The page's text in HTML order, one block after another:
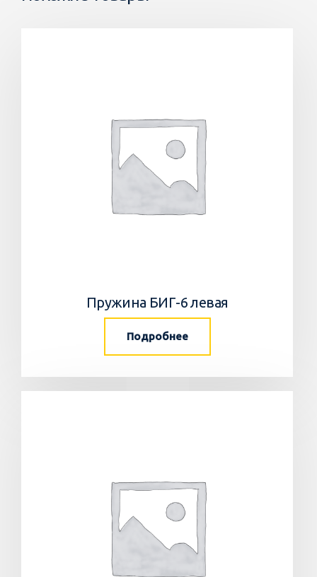
Пружина БИГ-6 левая
Подробнее